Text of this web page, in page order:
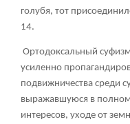
голубя, тот
14.
Ортодоксальный
усиленно
подвижничества среди
выражавшуюся в
интересов, уходе от